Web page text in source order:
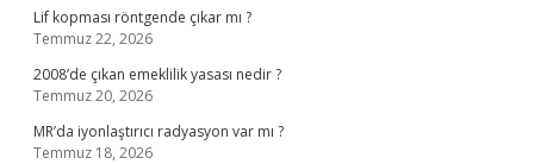
Lif kopması röntgende çıkar mı ?
Temmuz 22, 2026
2008’de çıkan emeklilik yasası nedir ?
Temmuz 20, 2026
MR’da iyonlaştırıcı radyasyon var mı ?
Temmuz 18, 2026